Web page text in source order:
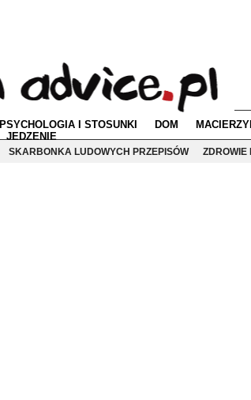
PSYCHOLOGIA I STOSUNKI DOM
JEDZENIE
SKARBONKA LUDOWYCH PRZEPISÓW ZDROWIE